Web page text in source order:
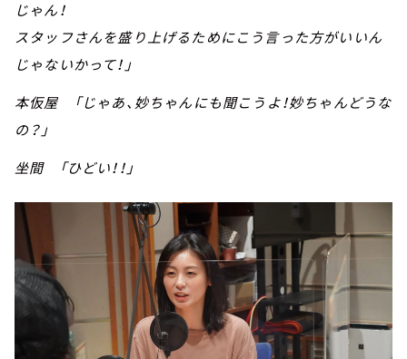
じゃん！
スタッフさんを盛り上げるためにこう言った方がいいん
じゃないかって！」
本仮屋 「じゃあ、妙ちゃんにも聞こうよ！妙ちゃんどうな
の？」
坐間 「ひどい！！」